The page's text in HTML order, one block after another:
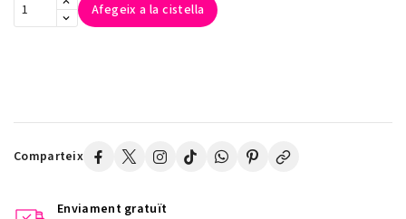
Afegeix a la cistella
Comparteix
Enviament gratuït